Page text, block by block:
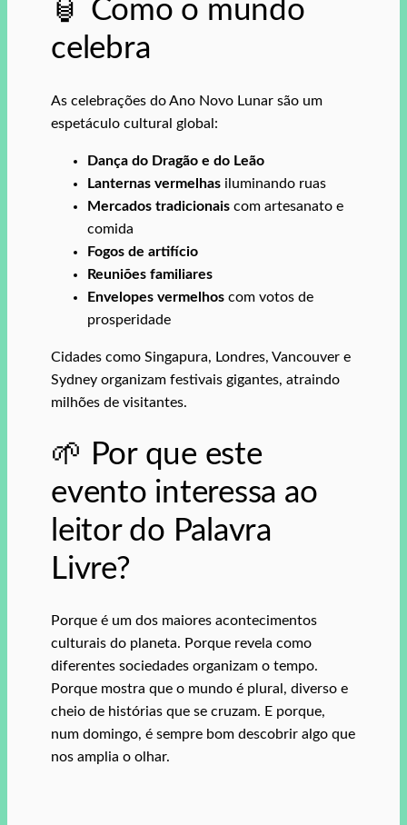
🏮 Como o mundo
celebra
As celebrações do Ano Novo Lunar são um
espetáculo cultural global:
Dança do Dragão e do Leão
Lanternas vermelhas iluminando ruas
Mercados tradicionais com artesanato e
comida
Fogos de artifício
Reuniões familiares
Envelopes vermelhos com votos de
prosperidade
Cidades como Singapura, Londres, Vancouver e
Sydney organizam festivais gigantes, atraindo
milhões de visitantes.
🌱 Por que este
evento interessa ao
leitor do Palavra
Livre?
Porque é um dos maiores acontecimentos
culturais do planeta. Porque revela como
diferentes sociedades organizam o tempo.
Porque mostra que o mundo é plural, diverso e
cheio de histórias que se cruzam. E porque,
num domingo, é sempre bom descobrir algo que
nos amplia o olhar.